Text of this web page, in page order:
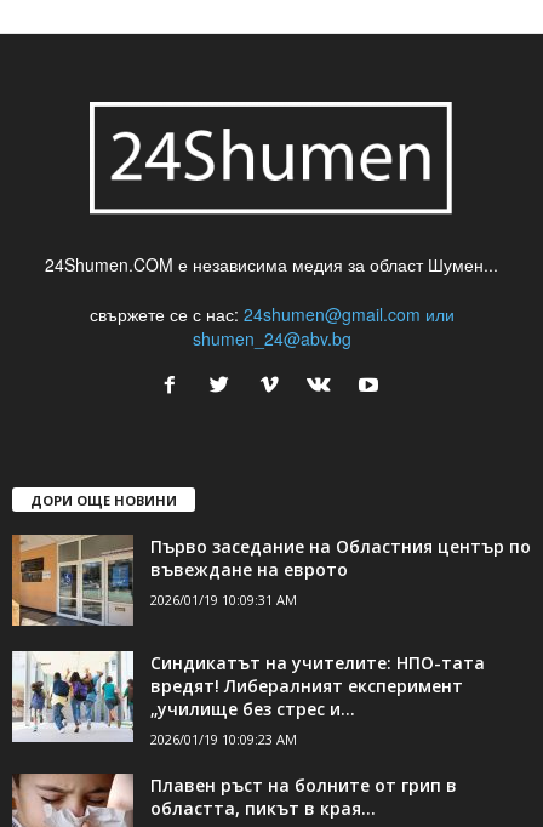
24Shumen.COM е независима медия за област Шумен...
свържете се с нас: 24shumen@gmail.com или
shumen_24@abv.bg
ДОРИ ОЩЕ НОВИНИ
Първо заседание на Областния център по
въвеждане на еврото
2026/01/19 10:09:31 AM
Синдикатът на учителите: НПО-тата
вредят! Либералният експеримент
„училище без стрес и...
2026/01/19 10:09:23 AM
Плавен ръст на болните от грип в
областта, пикът в края...